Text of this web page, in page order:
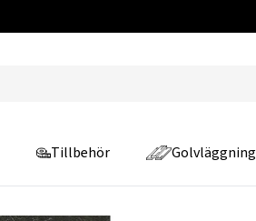
Tillbehör Golvläggning